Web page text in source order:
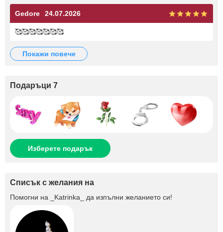
Gedore 24.07.2026
🥰🥰🥰🥰🥰🥰🥰
покажи повече
Подаръци 7
Изберете подарък
Списък с желания на
Помогни на _Katrinka_ да изпълни желанието си!